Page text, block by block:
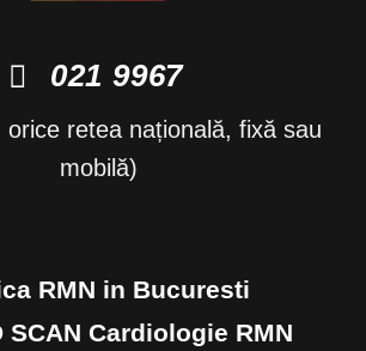
021 9967
orice retea națională, fixă sau
mobilă)
RMN in Bucuresti
SCAN Cardiologie RMN